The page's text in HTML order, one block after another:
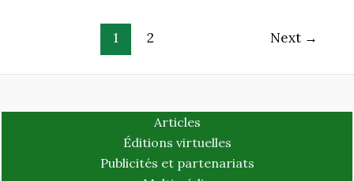
1 2 Next →
Articles
Éditions virtuelles
Publicités et partenariats